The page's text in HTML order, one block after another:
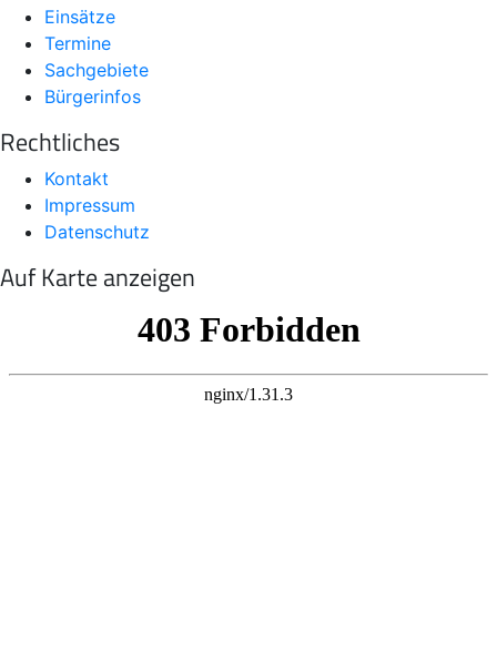
Einsätze
Termine
Sachgebiete
Bürgerinfos
Rechtliches
Kontakt
Impressum
Datenschutz
Auf Karte anzeigen